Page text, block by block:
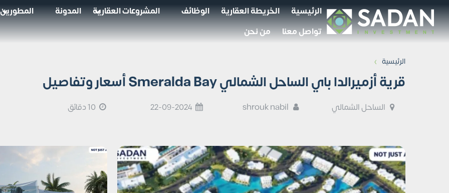
الرئيسية الخريطة العقارية الوظائف المشروعات العقارية المدونة
المطورين
تواصل معنا
من نحن
الرئيسية ›
قرية أزميرالدا باي الساحل الشمالي Smeralda Bay أسعار وتفاصيل
الساحل الشمالي 22-09-2024